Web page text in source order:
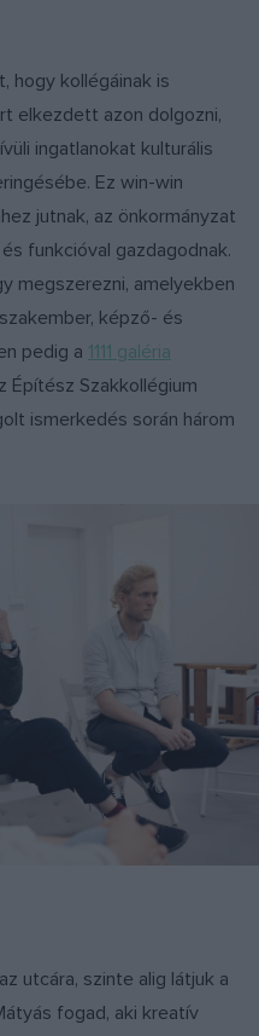
hogy kollégáinak is
elkezdett azon dolgozni,
ingatlanokat kulturális
Ez win-win
jutnak, az önkormányzat
funkcióval gazdagodnak.
megszerezni, amelyekben
képző- és
pedig a 1111 galéria
Építész Szakkollégium
ismerkedés során három
utcára, szinte alig látjuk a
fogad, aki kreatív